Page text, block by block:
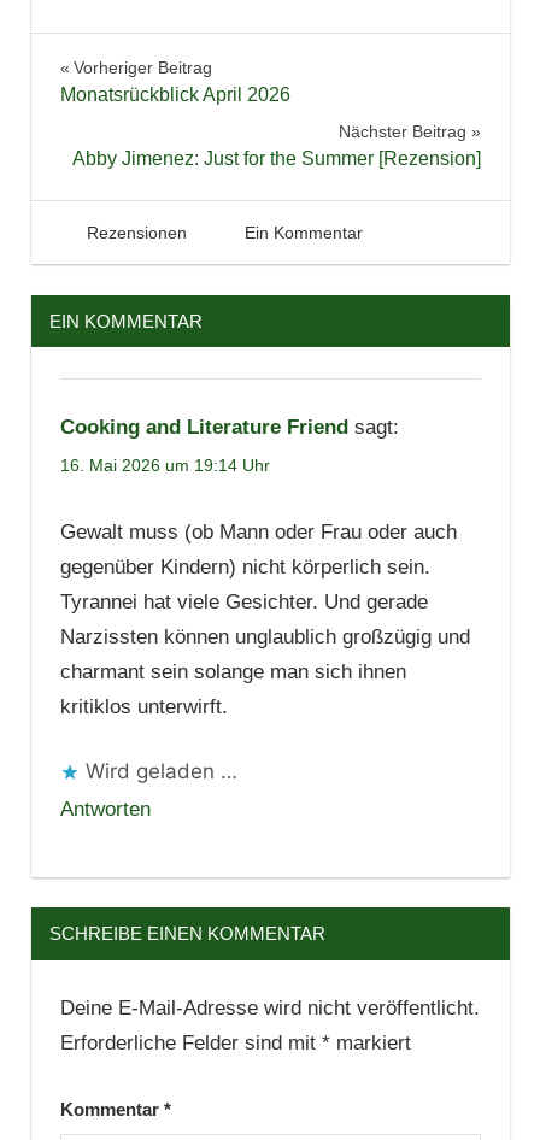
Bücher
Literatur
Beitragsnavigation
Vorheriger Beitrag
Monatsrückblick April 2026
Nächster Beitrag
Abby Jimenez: Just for the Summer [Rezension]
16. Mai 2026
Tintenhain
Rezensionen Ein Kommentar
EIN KOMMENTAR
Cooking and Literature Friend sagt:
16. Mai 2026 um 19:14 Uhr
Gewalt muss (ob Mann oder Frau oder auch
gegenüber Kindern) nicht körperlich sein.
Tyrannei hat viele Gesichter. Und gerade
Narzissten können unglaublich großzügig und
charmant sein solange man sich ihnen
kritiklos unterwirft.
Wird geladen …
Antworten
SCHREIBE EINEN KOMMENTAR
Deine E-Mail-Adresse wird nicht veröffentlicht.
Erforderliche Felder sind mit *markiert
Kommentar *